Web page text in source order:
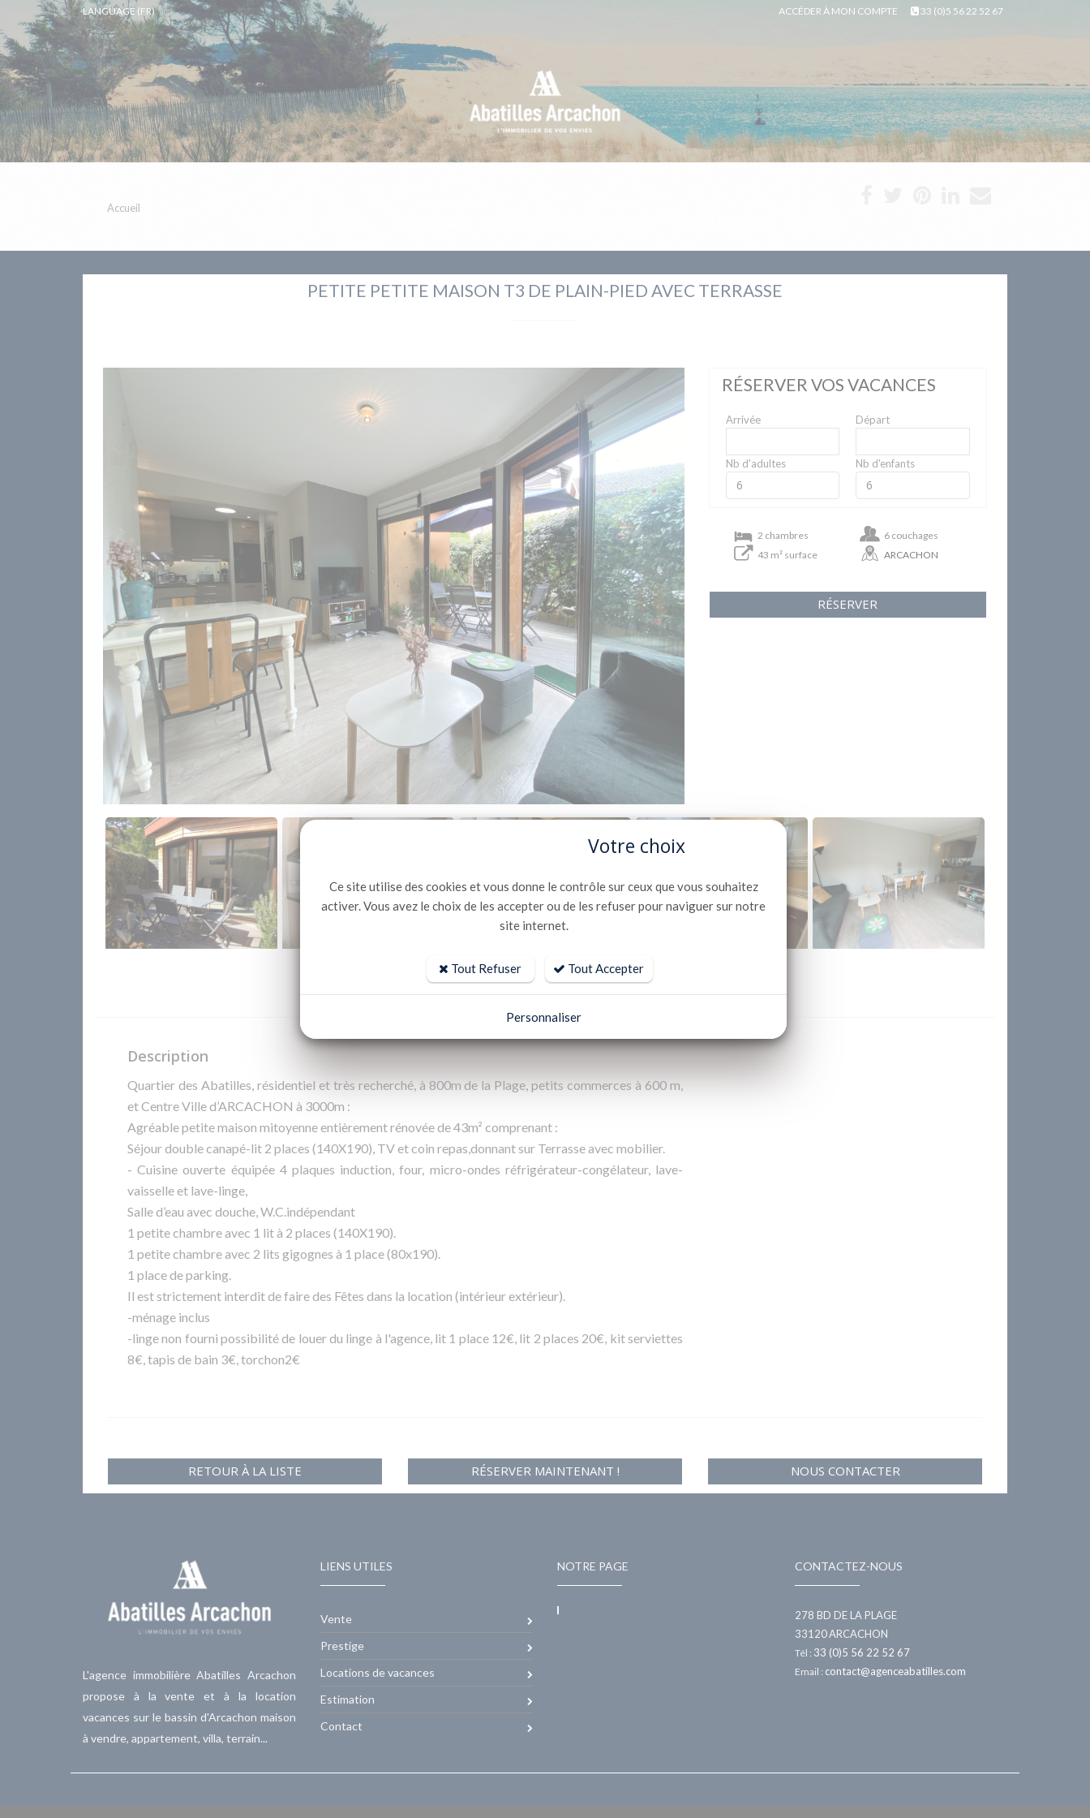
LANGUAGE (FR) ACCÉDER À MON COMPTE 33 (0)5 56 22 52 67
Accueil
PETITE PETITE MAISON T3 DE PLAIN-PIED AVEC TERRASSE
RÉSERVER VOS VACANCES
Arrivée Départ
Nb d'adultes Nb d'enfants
2 chambres
6 couchages
43 m² surface
ARCACHON
RÉSERVER
Description
Quartier des Abatilles, résidentiel et très recherché, à 800m de la Plage, petits commerces à 600 m,
et Centre Ville d’ARCACHON à 3000m :
Agréable petite maison mitoyenne entièrement rénovée de 43m² comprenant :
Séjour double canapé-lit 2 places (140X190), TV et coin repas,donnant sur Terrasse avec mobilier.
- Cuisine ouverte équipée 4 plaques induction, four, micro-ondes réfrigérateur-congélateur, lave-
vaisselle et lave-linge,
Salle d’eau avec douche, W.C.indépendant
1 petite chambre avec 1 lit à 2 places (140X190).
1 petite chambre avec 2 lits gigognes à 1 place (80x190).
1 place de parking.
Il est strictement interdit de faire des Fêtes dans la location (intérieur extérieur).
-ménage inclus
-linge non fourni possibilité de louer du linge à l'agence, lit 1 place 12€, lit 2 places 20€, kit serviettes
8€, tapis de bain 3€, torchon2€
RETOUR À LA LISTE RÉSERVER MAINTENANT ! NOUS CONTACTER
L'agence immobilière Abatilles Arcachon
propose à la vente et à la location
vacances sur le bassin d'Arcachon maison
à vendre, appartement, villa, terrain...
LIENS UTILES
Vente
Prestige
Locations de vacances
Estimation
Contact
NOTRE PAGE CONTACTEZ-NOUS
278 BD DE LA PLAGE
33120ARCACHON
Tél : 33 (0)5 56 22 52 67
Email : contact@agenceabatilles.com
Votre choix
Ce site utilise des cookies et vous donne le contrôle sur ceux que vous souhaitez
activer. Vous avez le choix de les accepter ou de les refuser pour naviguer sur notre
site internet.
Tout Refuser Tout Accepter
Personnaliser